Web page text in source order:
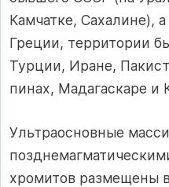
Камчатке, Сахалине),
Греции, территории
Турции, Иране,
пинах, Мадагаскаре и
Ультраосновные
хромитов размещены